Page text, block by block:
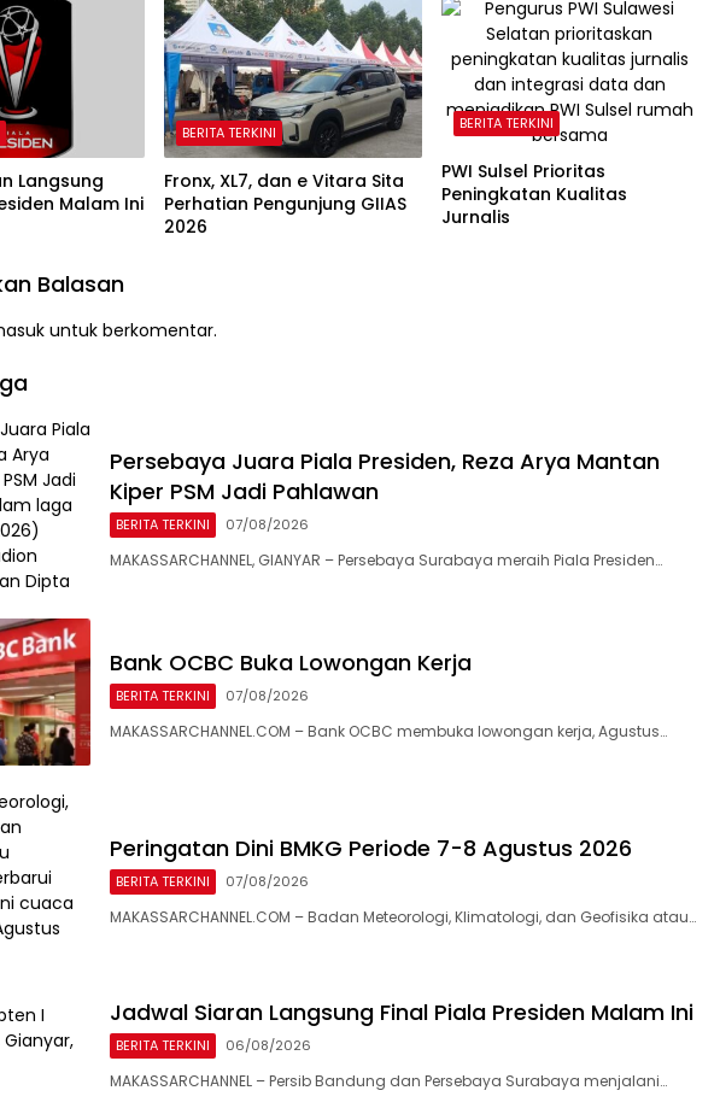
Langsung
Malam Ini
BERITA TERKINI
Fronx, XL7, dan e Vitara Sita
Perhatian Pengunjung GIIAS
2026
BERITA TERKINI
PWI Sulsel Prioritas
Peningkatan Kualitas
Jurnalis
Balasan
untuk berkomentar.
Persebaya Juara Piala Presiden, Reza Arya Mantan
Kiper PSM Jadi Pahlawan
BERITA TERKINI 07/08/2026
MAKASSARCHANNEL, GIANYAR – Persebaya Surabaya meraih Piala Presiden…
Bank OCBC Buka Lowongan Kerja
BERITA TERKINI 07/08/2026
MAKASSARCHANNEL.COM – Bank OCBC membuka lowongan kerja, Agustus…
Peringatan Dini BMKG Periode 7-8 Agustus 2026
BERITA TERKINI 07/08/2026
MAKASSARCHANNEL.COM – Badan Meteorologi, Klimatologi, dan Geofisika atau…
Jadwal Siaran Langsung Final Piala Presiden Malam Ini
BERITA TERKINI 06/08/2026
MAKASSARCHANNEL – Persib Bandung dan Persebaya Surabaya menjalani…